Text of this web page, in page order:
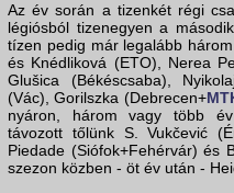
Az év során a tizenkét régi
légiósból tizenegyen a
tízen pedig már legalább
és Knédliková (ETO), Nerea
Glušica (Békéscsaba),
(Vác), Gorilszka (Debrecen+
nyáron, három vagy több
távozott tőlünk S. Vukčević
Piedade (Siófok+Fehérvár) és
szezon közben - öt év után -